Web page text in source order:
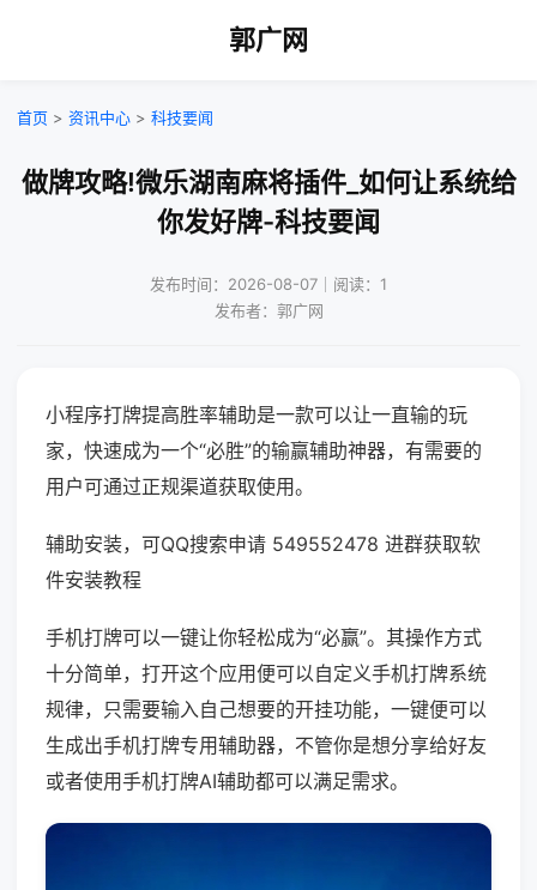
郭广网
首页 > 资讯中心 > 科技要闻
做牌攻略!微乐湖南麻将插件_如何让系统给
你发好牌-科技要闻
发布时间：2026-08-07｜阅读：1
发布者：郭广网
小程序打牌提高胜率辅助是一款可以让一直输的玩
家，快速成为一个“必胜”的输赢辅助神器，有需要的
用户可通过正规渠道获取使用。
辅助安装，可QQ搜索申请 549552478 进群获取软
件安装教程
手机打牌可以一键让你轻松成为“必赢”。其操作方式
十分简单，打开这个应用便可以自定义手机打牌系统
规律，只需要输入自己想要的开挂功能，一键便可以
生成出手机打牌专用辅助器，不管你是想分享给好友
或者使用手机打牌AI辅助都可以满足需求。